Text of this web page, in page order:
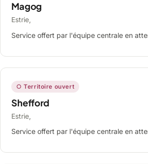
Magog
Estrie,
Service offert par l'équipe centrale en
○ Territoire ouvert
Shefford
Estrie,
Service offert par l'équipe centrale en